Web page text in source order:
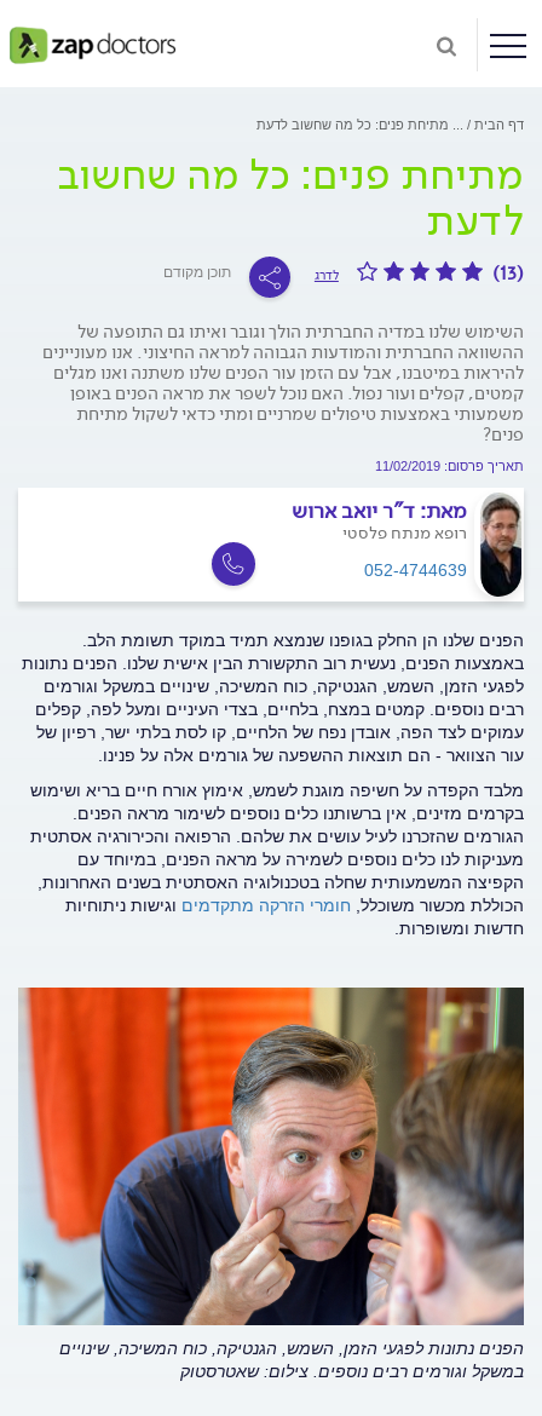
דף הבית מתיחת פנים: כל מה שחשוב לדעת
מתיחת פנים: כל מה שחשוב
לדעת
(13) לדרג תוכן מקודם
השימוש שלנו במדיה החברתית הולך וגובר ואיתו גם התופעה של
ההשוואה החברתית והמודעות הגבוהה למראה החיצוני. אנו מעוניינים
להיראות במיטבנו, אבל עם הזמן עור הפנים שלנו משתנה ואנו מגלים
קמטים, קפלים ועור נפול. האם נוכל לשפר את מראה הפנים באופן
משמעותי באמצעות טיפולים שמרניים ומתי כדאי לשקול מתיחת
פנים?
תאריך פרסום: 11/02/2019
מאת: ד"ר יואב ארוש
רופא מנתח פלסטי
052-4744639
הפנים שלנו הן החלק בגופנו שנמצא תמיד במוקד תשומת הלב.
באמצעות הפנים, נעשית רוב התקשורת הבין אישית שלנו. הפנים נתונות
לפגעי הזמן, השמש, הגנטיקה, כוח המשיכה, שינויים במשקל וגורמים
רבים נוספים. קמטים במצח, בלחיים, בצדי העיניים ומעל לפה, קפלים
עמוקים לצד הפה, אובדן נפח של הלחיים, קו לסת בלתי ישר, רפיון של
עור הצוואר - הם תוצאות ההשפעה של גורמים אלה על פנינו.
מלבד הקפדה על חשיפה מוגנת לשמש, אימוץ אורח חיים בריא ושימוש
בקרמים מזינים, אין ברשותנו כלים נוספים לשימור מראה הפנים.
הגורמים שהזכרנו לעיל עושים את שלהם. הרפואה והכירורגיה אסתטית
מעניקות לנו כלים נוספים לשמירה על מראה הפנים, במיוחד עם
הקפיצה המשמעותית שחלה בטכנולוגיה האסתטית בשנים האחרונות,
הכוללת מכשור משוכלל, חומרי הזרקה מתקדמים וגישות ניתוחיות
חדשות ומשופרות.
הפנים נתונות לפגעי הזמן, השמש, הגנטיקה, כוח המשיכה, שינויים
במשקל וגורמים רבים נוספים. צילום: שאטרסטוק